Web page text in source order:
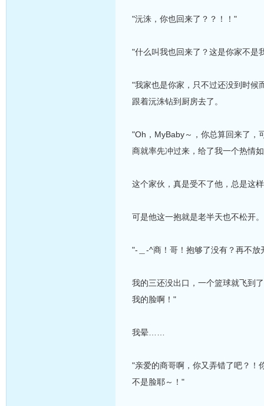
"沅洙，你也回来了？？！！"
"什么叫我也回来了？这是你家不是
"我家也是你家，只不过还没到时
跟着沅洙钻到厨房去了。
"Oh，MyBaby～，你总算回来了
商就率先冲过来，给了我一个热情
这个家伙，真是受不了他，总是这
可是他这一抱就是老半天也不松开
"-＿-^商！哥！抱够了没有？再不
我的三还没出口，一个篮球就飞到
我的脸啊！"
我晕……
"亲爱的商哥啊，你又弄错了吧？
不是脸耶～！"